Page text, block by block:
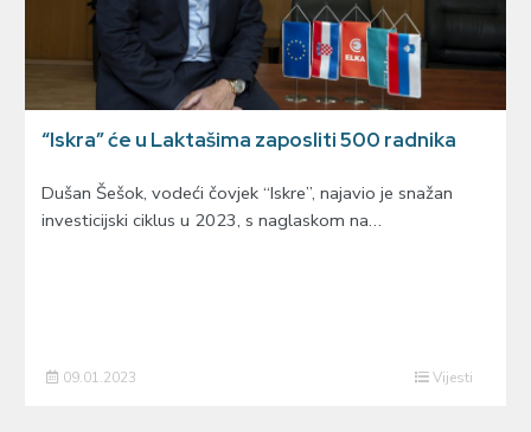
“Iskra” će u Laktašima zaposliti 500 radnika
Dušan Šešok, vodeći čovjek “Iskre”, najavio je snažan
investicijski ciklus u 2023, s naglaskom na…
09.01.2023 Vijesti